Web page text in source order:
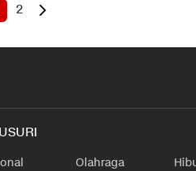
2
Olahraga